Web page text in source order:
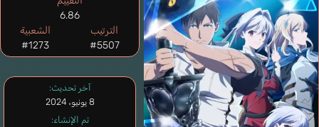
آخر تحديث:
8 يونيو، 2024
تم الإنشاء:
6.86
الترتيب
#5507
الشعبية
#1273